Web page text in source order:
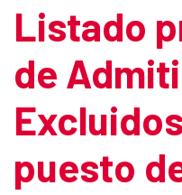
Listado
de
puesto